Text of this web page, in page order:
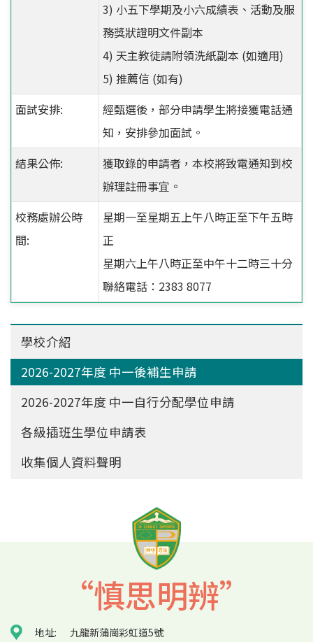
3) 小五下學期及小六成績表、活動及服
務獎狀證明文件副本
4) 天主教徒請附領洗紙副本 (如適用)
5) 推薦信 (如有)
面試安排:
經甄選後，部分申請學生將接獲電話通
知，安排參加面試。
結果公佈:
獲取錄的申請者，本校將致電通知到校
辦理註冊事宜。
校務處辦公時
間:
星期一至星期五上午八時正至下午五時
正
星期六上午八時正至中午十二時三十分
聯絡電話：2383 8077
Main
navigation
學校介紹
2026-2027年度 中一後補生申請
2026-2027年度 中一自行分配學位申請
各級插班生學位申請表
收集個人資料聲明
“慎思明辨”
地址: 九龍新蒲崗彩虹道5號